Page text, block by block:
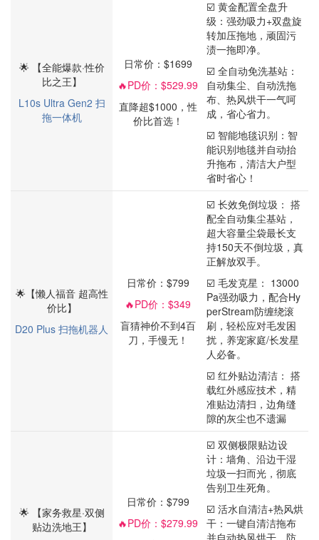
🌟 【全能爆款·性价
比之王】
L10s Ultra Gen2 扫
拖一体机
日常价：$1699
🔥PD价：$529.99
直降超$1000，性
价比首选！
☑️ 黄金配置全盘升
级：强劲吸力+双盘旋
转加压拖地，顽固污
渍一拖即净。
☑️ 全自动免洗基站：
自动集尘、自动洗拖
布、热风烘干一气呵
成，省心省力。
☑️ 智能地毯识别：智
能识别地毯并自动抬
升拖布，清洁大户型
省时省心！
🌟【懒人福音 超高性
价比】
D20 Plus 扫拖机器人
日常价：$799
🔥PD价：$349
盲猜神价不到4百
刀，手慢无！
☑️ 长效免倒垃圾： 搭
配全自动集尘基站，
超大容量尘袋最长支
持150天不倒垃圾，真
正解放双手。
☑️ 毛发克星： 13000
Pa强劲吸力，配合Hy
perStream防缠绕滚
刷，轻松应对毛发困
扰，养宠家庭/长发星
人必备。
☑️ 红外贴边清洁： 搭
载红外感应技术，精
准贴边清扫，边角缝
隙的灰尘也不遗漏
🌟 【家务救星·双侧
贴边洗地王】
日常价：$799
🔥PD价：$279.99
☑️ 双侧极限贴边设
计：墙角、沿边干湿
垃圾一扫而光，彻底
告别卫生死角。
☑️ 活水自清洁+热风烘
干：一键自清洁拖布
并自动热风烘干，防